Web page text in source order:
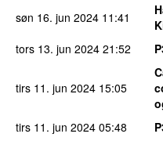
søn 16. jun 2024 11:41
tors 13. jun 2024 21:52
tirs 11. jun 2024 15:05
tirs 11. jun 2024 05:48